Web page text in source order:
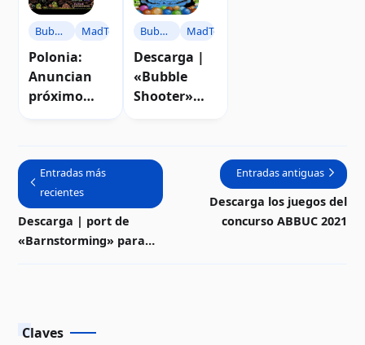
Bubble
Shooter
MadTeam
Polonia:
Anuncian
próximo
para Atari
Bubble
Shooter
MadTeam
Descarga |
«Bubble
Shooter»
Entradas más
recientes
Descarga | port de
«Barnstorming» para
Entradas antiguas
Descarga los juegos del
concurso ABBUC 2021
Claves